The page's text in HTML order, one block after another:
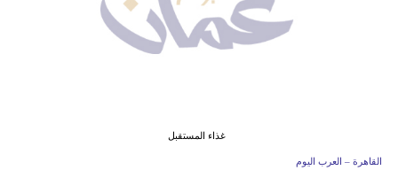
غذاء المستقبل
القاهرة – العرب اليوم